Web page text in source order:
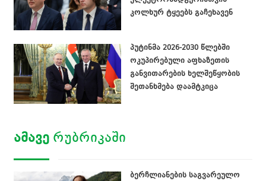
კოლხურ ტყეებს გაჩეხავენ
პუტინმა 2026-2030 წლებში
ოკუპირებული აფხაზეთის
განვითარების ხელშეწყობის
შეთანხმება დაამტკიცა
ᲐᲛᲐᲕᲔ ᲠᲣᲑᲠᲘᲙᲐᲨᲘ
ბერჩლიანების საგვარეულო